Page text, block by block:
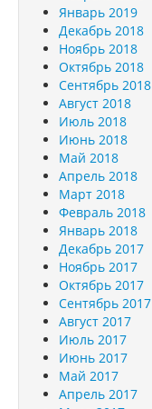
Январь 2019
Декабрь 2018
Ноябрь 2018
Октябрь 2018
Сентябрь 2018
Август 2018
Июль 2018
Июнь 2018
Май 2018
Апрель 2018
Март 2018
Февраль 2018
Январь 2018
Декабрь 2017
Ноябрь 2017
Октябрь 2017
Сентябрь 2017
Август 2017
Июль 2017
Июнь 2017
Май 2017
Апрель 2017